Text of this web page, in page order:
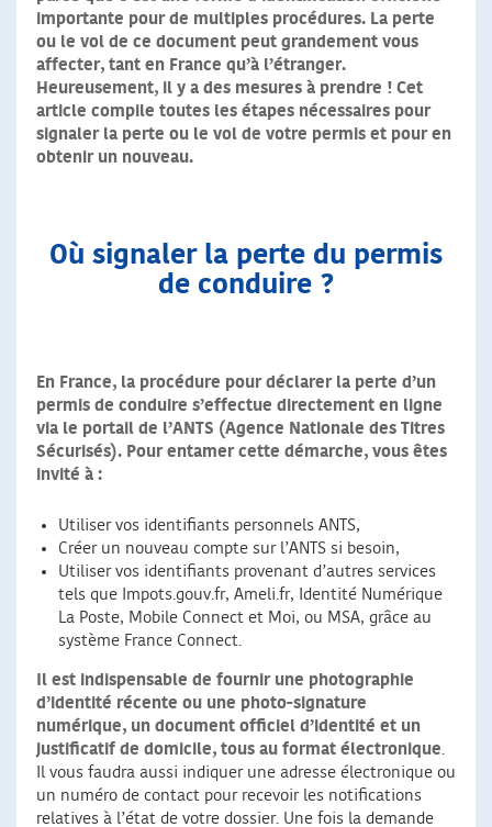
importante pour de multiples procédures. La perte
ou le vol de ce document peut grandement vous
affecter, tant en France qu’à l’étranger.
Heureusement, il y a des mesures à prendre ! Cet
article compile toutes les étapes nécessaires pour
signaler la perte ou le vol de votre permis et pour en
obtenir un nouveau.
Où signaler la perte du permis
de conduire ?
En France, la procédure pour déclarer la perte d’un
permis de conduire s’effectue directement en ligne
via le portail de l’ANTS (Agence Nationale des Titres
Sécurisés). Pour entamer cette démarche, vous êtes
invité à :
Utiliser vos identifiants personnels ANTS,
Créer un nouveau compte sur l’ANTS si besoin,
Utiliser vos identifiants provenant d’autres services
tels que Impots.gouv.fr, Ameli.fr, Identité Numérique
La Poste, Mobile Connect et Moi, ou MSA, grâce au
système France Connect.
Il est indispensable de fournir une photographie
d’identité récente ou une photo-signature
numérique, un document officiel d’identité et un
justificatif de domicile, tous au format électronique.
Il vous faudra aussi indiquer une adresse électronique ou
un numéro de contact pour recevoir les notifications
relatives à l’état de votre dossier. Une fois la demande